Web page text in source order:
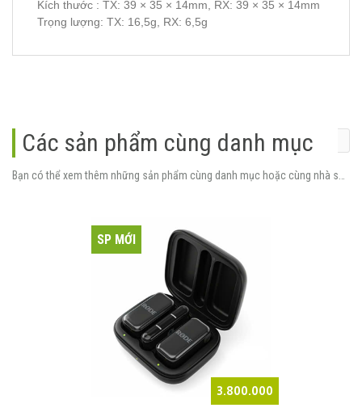
Kích thước : TX: 39 × 35 × 14mm, RX: 39 × 35 × 14mm
Trọng lượng: TX: 16,5g, RX: 6,5g
Các sản phẩm cùng danh mục
Bạn có thể xem thêm những sản phẩm cùng danh mục hoặc cùng nhà sản xuất.
3.800.000
SP MỚI